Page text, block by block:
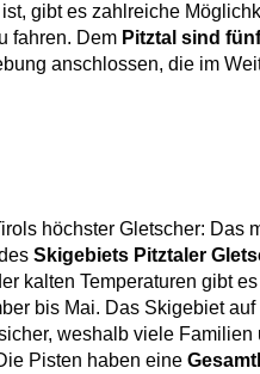
gibt es zahlreiche
fahren. Dem Pitztal sind fünf
anschlossen, die im
höchster Gletscher: Das
Skigebiets Pitztaler
kalten Temperaturen gibt
bis Mai. Das Skigebiet auf
weshalb viele Familien
Pisten haben eine